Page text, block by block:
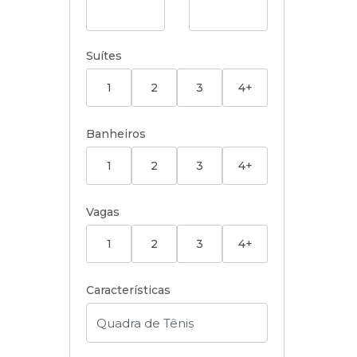
Suítes
1 2 3 4+
Banheiros
1 2 3 4+
Vagas
1 2 3 4+
Características